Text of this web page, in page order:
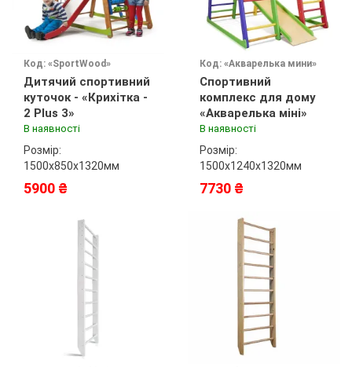
Код: «SportWood»
Дитячий спортивний
куточок - «Крихітка -
2 Plus 3»
В наявності
Розмір:
1500х850х1320мм
5900 ₴
Код: «Акварелька мини»
Спортивний
комплекс для дому
«Акварелька міні»
В наявності
Розмір:
1500х1240х1320мм
7730 ₴